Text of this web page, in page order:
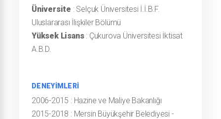
Üniversite : Selçuk Üniversitesi İ.İ.B.F.
Uluslararası İlişkiler Bölümü
Yüksek Lisans: Çukurova Üniversitesi İktisat
A.B.D.
DENEYİMLERİ
2006-2015 : Hazine ve Maliye Bakanlığı
2015-2018 : Mersin Büyükşehir Belediyesi -